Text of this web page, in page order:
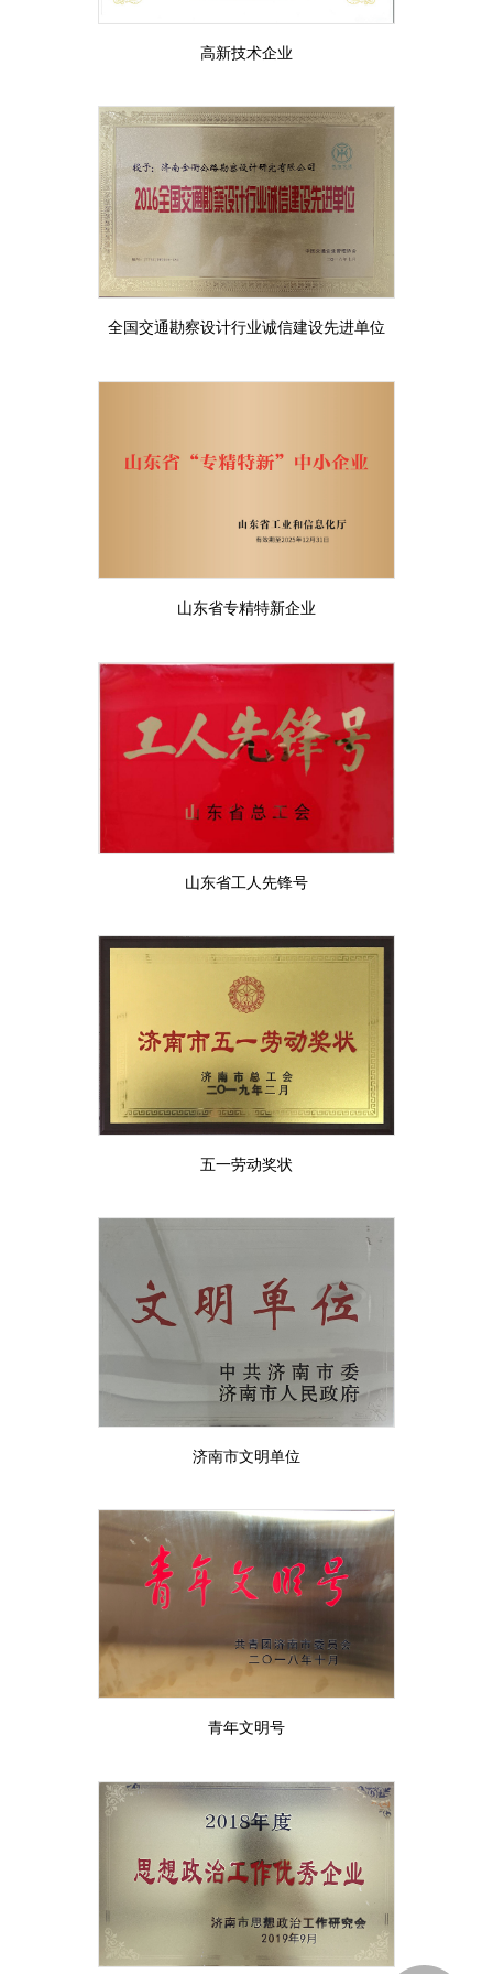
高新技术企业
全国交通勘察设计行业诚信建设先进单位
山东省专精特新企业
山东省工人先锋号
五一劳动奖状
济南市文明单位
青年文明号